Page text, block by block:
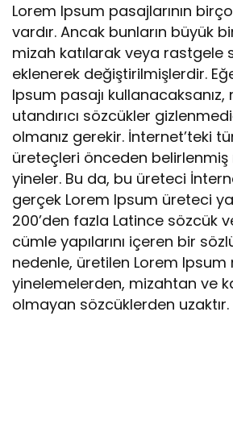
Lorem Ipsum pasajlarının
vardır. Ancak bunların büyük
mizah katılarak veya rastgele
eklenerek değiştirilmişlerdir.
Ipsum pasajı
utandırıcı sözcükler
olmanız gerekir. İnternet’teki
üreteçleri önceden belirlenmiş
yineler. Bu da, bu üreteci
gerçek Lorem Ipsum üreteci
200’den fazla Latince sözcük
cümle yapılarını içeren bir
nedenle, üretilen Lorem Ipsum
yinelemelerden, mizahtan ve
olmayan sözcüklerden uzaktır.